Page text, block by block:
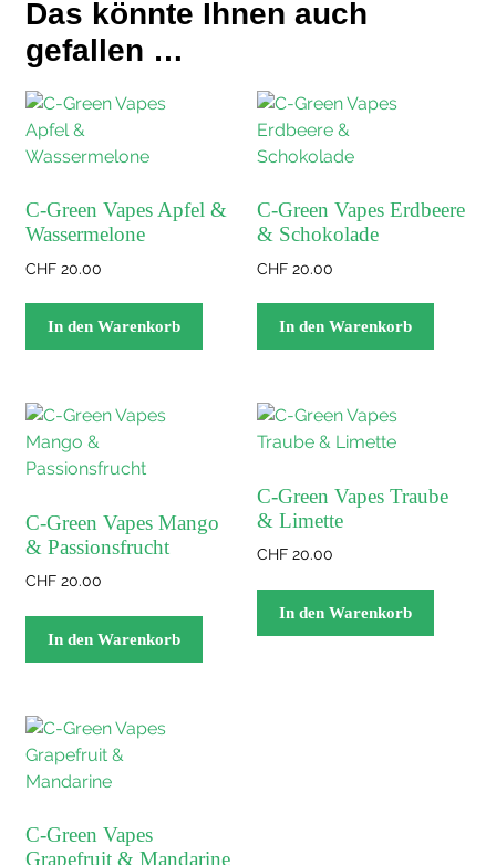
Das könnte Ihnen auch
gefallen …
C-Green Vapes Apfel &
Wassermelone
CHF 20.00
In den Warenkorb
C-Green Vapes Erdbeere
& Schokolade
CHF 20.00
In den Warenkorb
C-Green Vapes Mango
& Passionsfrucht
CHF 20.00
In den Warenkorb
C-Green Vapes Traube
& Limette
CHF 20.00
In den Warenkorb
C-Green Vapes
Grapefruit & Mandarine